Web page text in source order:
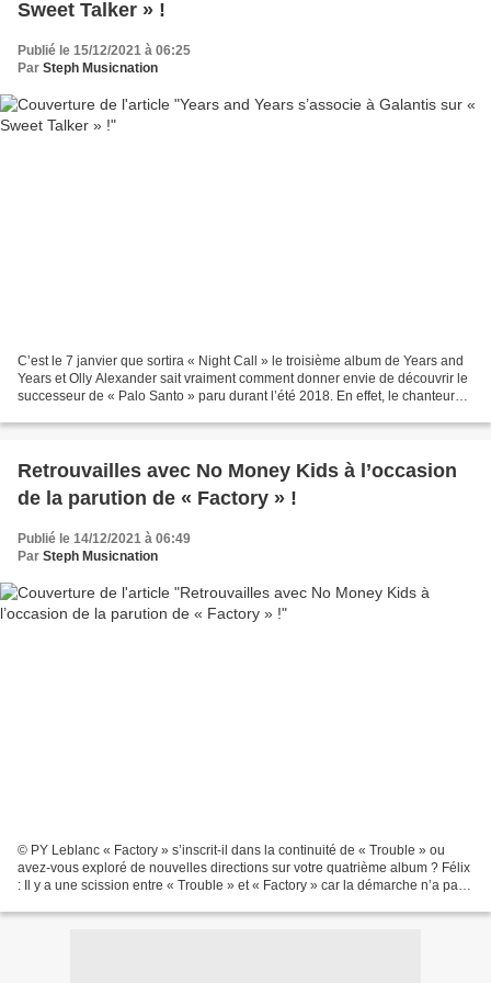
Sweet Talker » !
Publié le 15/12/2021 à 06:25
Par Steph Musicnation
C’est le 7 janvier que sortira « Night Call » le troisième album de Years and
Years et Olly Alexander sait vraiment comment donner envie de découvrir le
successeur de « Palo Santo » paru durant l’été 2018. En effet, le chanteur
Retrouvailles avec No Money Kids à l’occasion
de la parution de « Factory » !
Publié le 14/12/2021 à 06:49
Par Steph Musicnation
© PY Leblanc « Factory » s’inscrit-il dans la continuité de « Trouble » ou
avez-vous exploré de nouvelles directions sur votre quatrième album ? Félix
: Il y a une scission entre « Trouble » et « Factory » car la démarche n’a pas